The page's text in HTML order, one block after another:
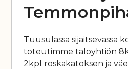
Tuusulassa sijaitsevassa
toteutimme taloyhtiön
2kpl roskakatoksen ja